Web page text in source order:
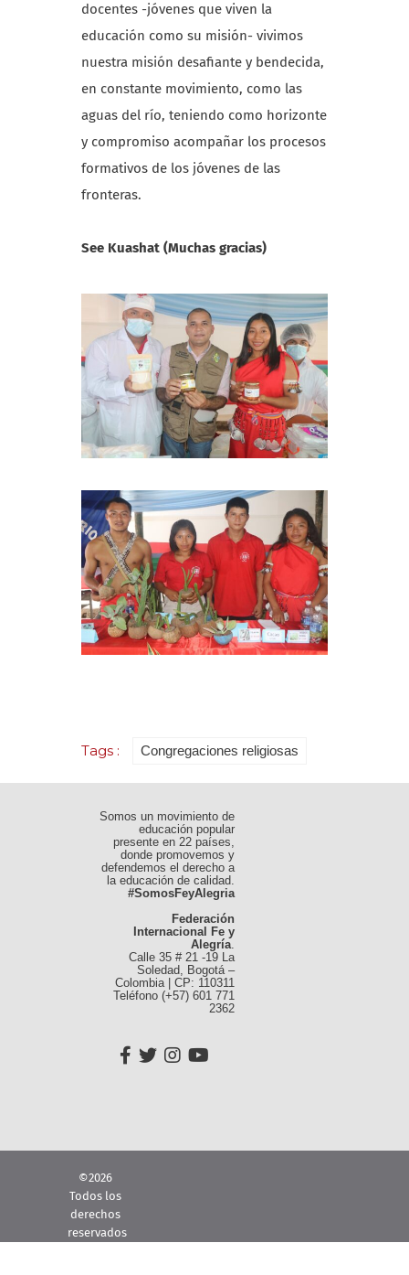
docentes -jóvenes que viven la
educación como su misión- vivimos
nuestra misión desafiante y bendecida,
en constante movimiento, como las
aguas del río, teniendo como horizonte
y compromiso acompañar los procesos
formativos de los jóvenes de las
fronteras.
See Kuashat (Muchas gracias)
Tags : Congregaciones religiosas
Somos un movimiento de
educación popular
presente en 22 países,
donde promovemos y
defendemos el derecho a
la educación de calidad.
#SomosFeyAlegria
Federación
Internacional Fe y
Alegría.
Calle 35 # 21 -19 La
Soledad, Bogotá –
Colombia | CP: 110311
Teléfono (+57) 601 771
2362
©2026
Todos los
derechos
reservados